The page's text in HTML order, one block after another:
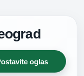
oglas